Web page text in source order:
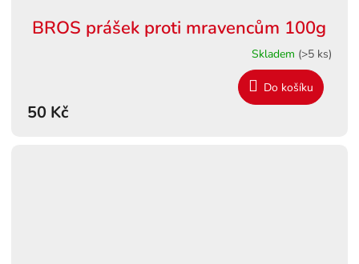
BROS prášek proti mravencům 100g
Skladem (>5 ks)
50 Kč
Do košíku